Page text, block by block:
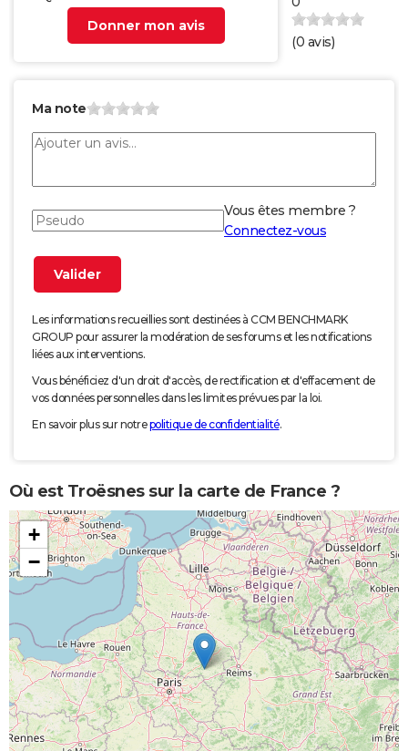
Donner mon avis
(0 avis)
Ma note
Vous êtes membre ?
Connectez-vous
Les informations recueillies sont destinées à CCM BENCHMARK
GROUP pour assurer la modération de ses forums et les notifications
liées aux interventions.
Vous bénéficiez d'un droit d'accès, de rectification et d'effacement de
vos données personnelles dans les limites prévues par la loi.
En savoir plus sur notrepolitique de confidentialité.
Où est Troësnes sur la carte de France ?
+
−